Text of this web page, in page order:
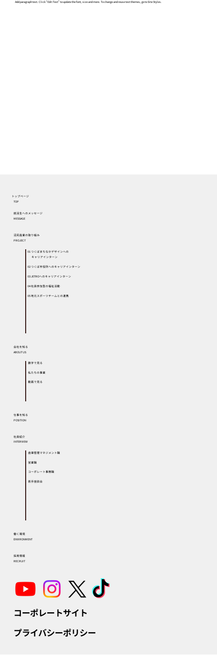
Add paragraph text. Click “Edit Text” to update the font, size and more. To change and reuse text themes, go to Site Styles.
沼尻産業の取り組み
PROJECT
01 つくばまちなかデザインへの
キャリアインターン
02 つくば市役所へのキャリアインターン
03 JETROへのキャリアインターン
04 社員参加型の福祉活動
05 地元スポーツチームとの連携
会社を知る
ABOUT US
数字で見る
私たちの事業
動画で見る
仕事を知る
POSITION
社員紹介
INTERVIEW
倉庫管理マネジメント職
営業職
コーポレート事務職
若手座談会
働く環境
ENVIRONMENT
採用情報
RECRUIT
トップページ
TOP
就活生へのメッセージ
MESSAGE
コーポレートサイト
プライバシーポリシー